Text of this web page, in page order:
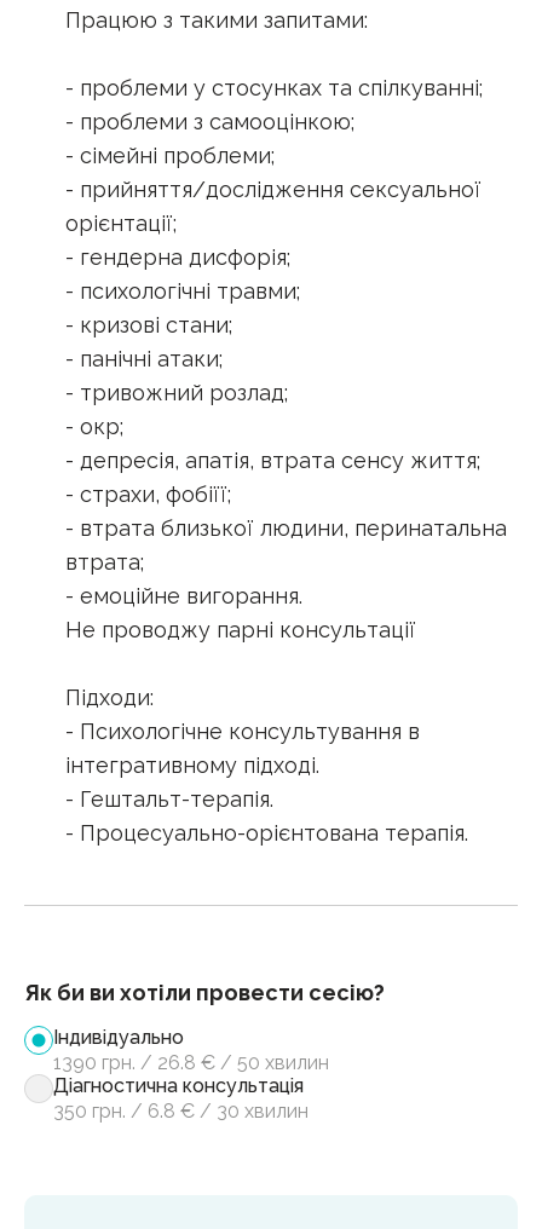
Працюю з такими запитами:
- проблеми у стосунках та спілкуванні;
- проблеми з самооцінкою;
- сімейні проблеми;
- прийняття/дослідження сексуальної
орієнтації;
- гендерна дисфорія;
- психологічні травми;
- кризові стани;
- панічні атаки;
- тривожний розлад;
- окр;
- депресія, апатія, втрата сенсу життя;
- страхи, фобіїї;
- втрата близької людини, перинатальна
втрата;
- емоційне вигорання.
Не проводжу парні консультації
Підходи:
- Психологічне консультування в
інтегративному підході.
- Гештальт-терапія.
- Процесуально-орієнтована терапія.
Як би ви хотіли провести сесію?
Індивідуально
1390 грн. / 26.8 € / 50 хвилин
Діагностична консультація
350 грн. / 6.8 € / 30 хвилин